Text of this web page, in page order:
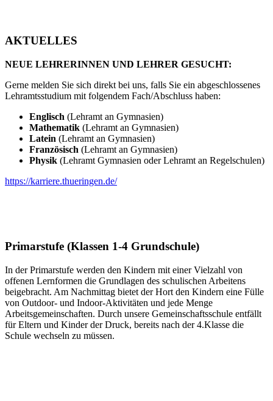
AKTUELLES
NEUE LEHRERINNEN UND LEHRER GESUCHT:
Gerne melden Sie sich direkt bei uns, falls Sie ein abgeschlossenes
Lehramtsstudium mit folgendem Fach/Abschluss haben:
Englisch (Lehramt an Gymnasien)
Mathematik (Lehramt an Gymnasien)
Latein (Lehramt an Gymnasien)
Französisch (Lehramt an Gymnasien)
Physik (Lehramt Gymnasien oder Lehramt an Regelschulen)
https://karriere.thueringen.de/
Primarstufe (Klassen 1-4 Grundschule)
In der Primarstufe werden den Kindern mit einer Vielzahl von
offenen Lernformen die Grundlagen des schulischen Arbeitens
beigebracht. Am Nachmittag bietet der Hort den Kindern eine Fülle
von Outdoor- und Indoor-Aktivitäten und jede Menge
Arbeitsgemeinschaften. Durch unsere Gemeinschaftsschule entfällt
für Eltern und Kinder der Druck, bereits nach der 4.Klasse die
Schule wechseln zu müssen.